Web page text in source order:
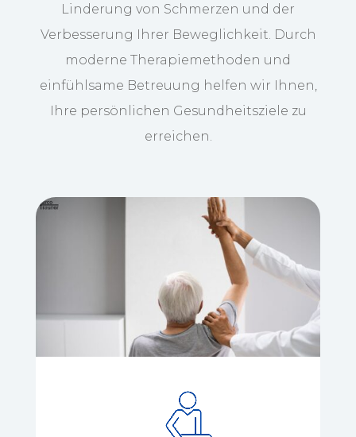
Linderung von Schmerzen und der
Verbesserung Ihrer Beweglichkeit. Durch
moderne Therapiemethoden und
einfühlsame Betreuung helfen wir Ihnen,
Ihre persönlichen Gesundheitsziele zu
erreichen.